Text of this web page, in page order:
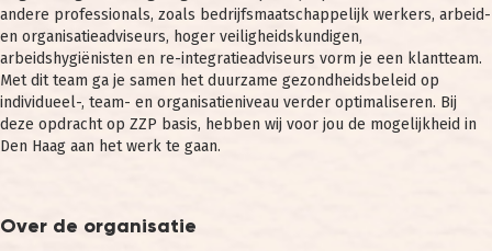
andere professionals, zoals bedrijfsmaatschappelijk werkers, arbeid-
en organisatieadviseurs, hoger veiligheidskundigen,
arbeidshygiënisten en re-integratieadviseurs vorm je een klantteam.
Met dit team ga je samen het duurzame gezondheidsbeleid op
individueel-, team- en organisatieniveau verder optimaliseren. Bij
deze opdracht op ZZP basis, hebben wij voor jou de mogelijkheid in
Den Haag aan het werk te gaan.
Over de organisatie